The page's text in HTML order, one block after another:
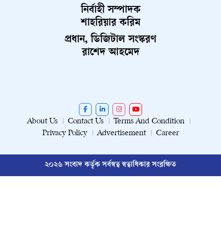
নির্বাহী সম্পাদক
শাহরিয়ার করিম
প্রধান, ডিজিটাল সংস্করণ
রাশেদ আহমেদ
About Us Contact Us
Terms And Condition
Privacy Policy
Advertisement Career
২০২৬ সংবাদ কর্তৃক সর্বস্বত্ব স্বত্বাধিকার সংরক্ষিত